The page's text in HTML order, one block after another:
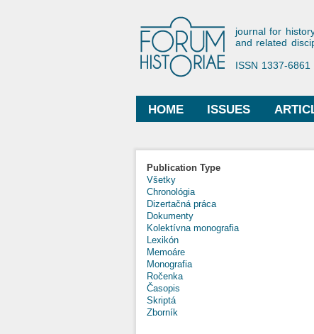
Forum
journal for
and related
ISSN 1337-6861
Main menu
HOME ISSUES
Publication Type
Všetky
Chronológia
Dizertačná práca
Dokumenty
Kolektívna monografia
Lexikón
Memoáre
Monografia
Ročenka
Časopis
Skriptá
Zborník